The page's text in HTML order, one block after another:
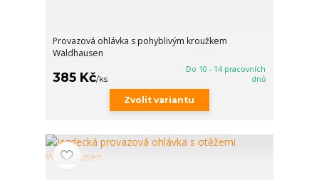
Provazová ohlávka s pohyblivým kroužkem
Waldhausen
385 Kč/ks
Do 10 - 14 pracovních
dnů
Zvolit variantu